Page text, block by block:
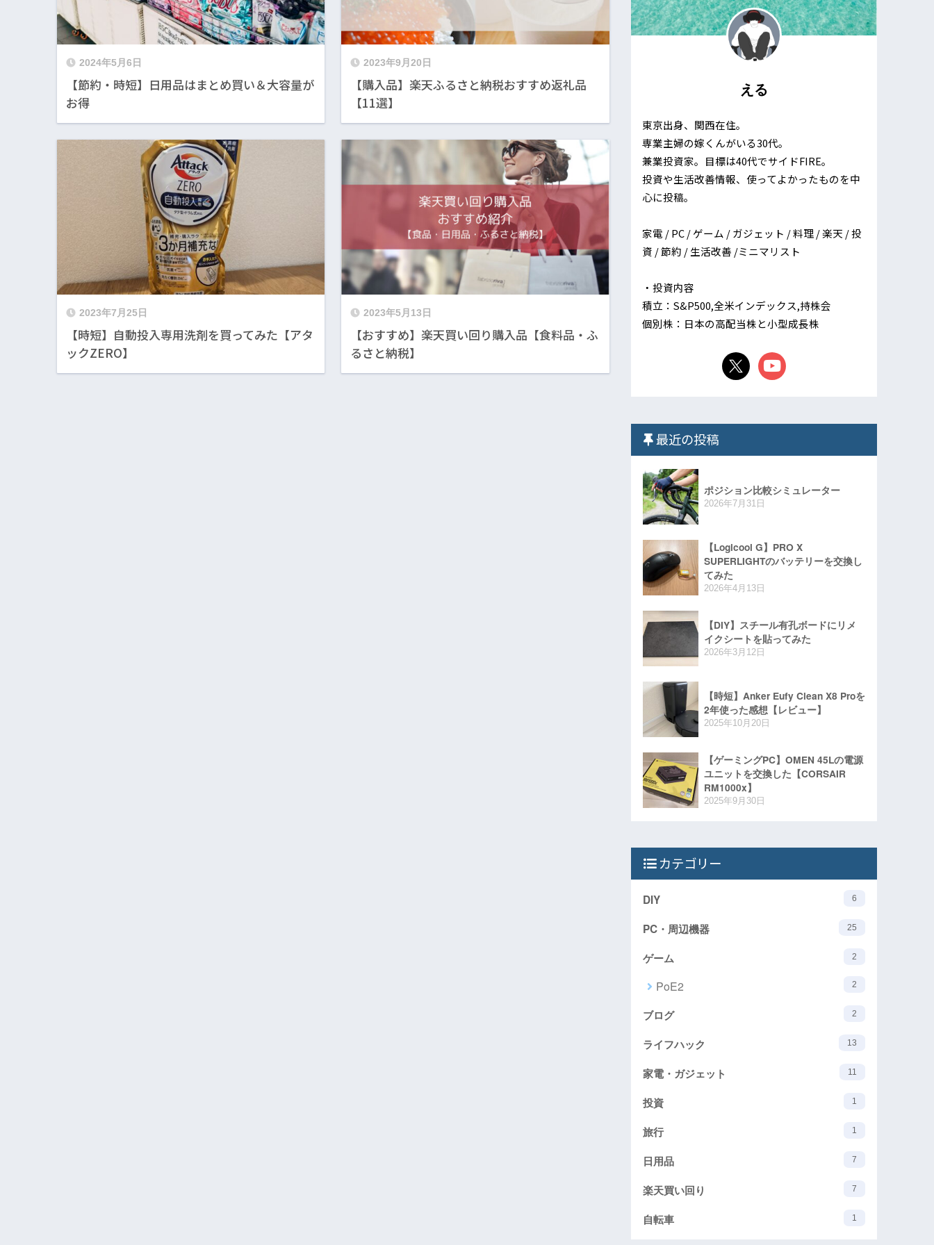
2024年5月6日
【節約・時短】日用品はまとめ買い＆大容量が
お得
2023年9月20日
【購入品】楽天ふるさと納税おすすめ返礼品
【11選】
2023年7月25日
【時短】自動投入専用洗剤を買ってみた【アタ
ックZERO】
2023年5月13日
【おすすめ】楽天買い回り購入品【食料品・ふ
るさと納税】
える
東京出身、関西在住。
専業主婦の嫁くんがいる30代。
兼業投資家。目標は40代でサイドFIRE。
投資や生活改善情報、使ってよかったものを中
心に投稿。
家電 / PC / ゲーム / ガジェット / 料理 / 楽天 / 投
資 / 節約 / 生活改善 /ミニマリスト
・投資内容
積立：S&P500,全米インデックス,持株会
個別株：日本の高配当株と小型成長株
最近の投稿
ポジション比較シミュレーター
2026年7月31日
【Logicool G】PRO X
SUPERLIGHTのバッテリーを交換し
てみた
2026年4月13日
【DIY】スチール有孔ボードにリメ
イクシートを貼ってみた
2026年3月12日
【時短】Anker Eufy Clean X8 Proを
2年使った感想【レビュー】
2025年10月20日
【ゲーミングPC】OMEN 45Lの電源
ユニットを交換した【CORSAIR
RM1000x】
2025年9月30日
カテゴリー
DIY 6
PC・周辺機器 25
ゲーム 2
PoE2 2
ブログ 2
ライフハック 13
家電・ガジェット 11
投資 1
旅行 1
日用品 7
楽天買い回り 7
自転車 1